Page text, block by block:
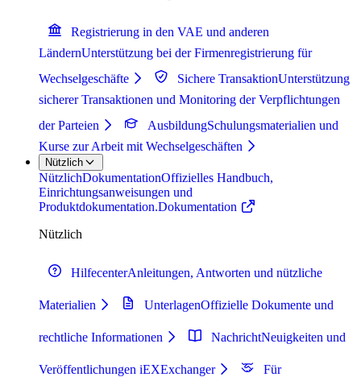
Registrierung in den VAE und anderen
LändernUnterstützung bei der Firmenregistrierung für
Wechselgeschäfte
Sichere TransaktionUnterstützung
sicherer Transaktionen und Monitoring der Verpflichtungen
der Parteien
AusbildungSchulungsmaterialien und
Kurse zur Arbeit mit Wechselgeschäften
Nützlich
NützlichDokumentationOffizielles Handbuch,
Einrichtungsanweisungen und
Produktdokumentation.Dokumentation
Nützlich
HilfecenterAnleitungen, Antworten und nützliche
Materialien UnterlagenOffizielle Dokumente und
rechtliche Informationen NachrichtNeuigkeiten und
Veröffentlichungen iEXExchanger
Für